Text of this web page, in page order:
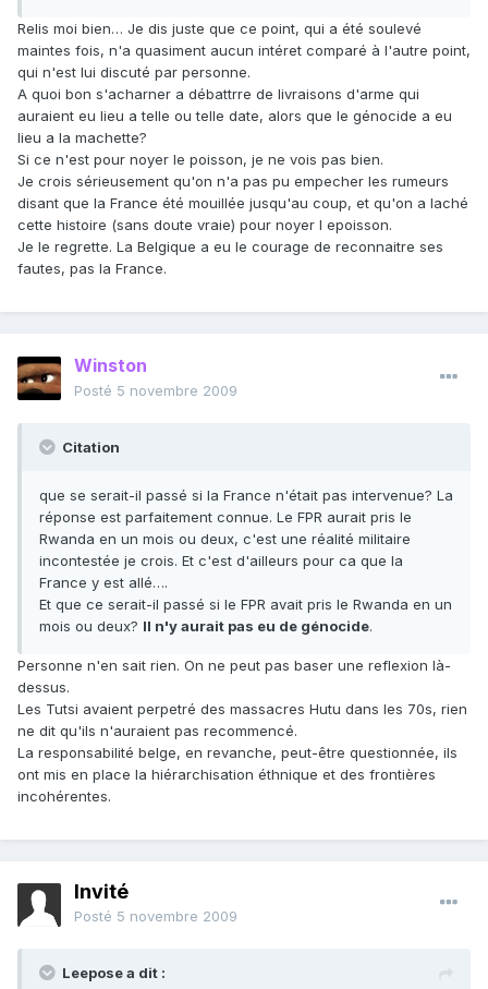
Relis moi bien… Je dis juste que ce point, qui a été soulevé
maintes fois, n'a quasiment aucun intéret comparé à l'autre point,
qui n'est lui discuté par personne.
A quoi bon s'acharner a débattrre de livraisons d'arme qui
auraient eu lieu a telle ou telle date, alors que le génocide a eu
lieu a la machette?
Si ce n'est pour noyer le poisson, je ne vois pas bien.
Je crois sérieusement qu'on n'a pas pu empecher les rumeurs
disant que la France été mouillée jusqu'au coup, et qu'on a laché
cette histoire (sans doute vraie) pour noyer l epoisson.
Je le regrette. La Belgique a eu le courage de reconnaitre ses
fautes, pas la France.
Winston
Posté 5 novembre 2009
Citation
que se serait-il passé si la France n'était pas intervenue? La
réponse est parfaitement connue. Le FPR aurait pris le
Rwanda en un mois ou deux, c'est une réalité militaire
incontestée je crois. Et c'est d'ailleurs pour ca que la
France y est allé….
Et que ce serait-il passé si le FPR avait pris le Rwanda en un
mois ou deux? Il n'y aurait pas eu de génocide.
Personne n'en sait rien. On ne peut pas baser une reflexion là-
dessus.
Les Tutsi avaient perpetré des massacres Hutu dans les 70s, rien
ne dit qu'ils n'auraient pas recommencé.
La responsabilité belge, en revanche, peut-être questionnée, ils
ont mis en place la hiérarchisation éthnique et des frontières
incohérentes.
Invité
Posté 5 novembre 2009
Leepose a dit :